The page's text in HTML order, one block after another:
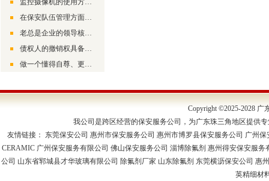
监控摄像机的使用方法及调试方法
在保安队伍管理方面要抓好“三个工程”和“三个坚持”
老总是企业的领导核心，是企业的灵魂、企业的方向和带路人
债权人的撤销权具备的三大特征
做一个懂得自尊、更懂得尊人的生活者
Copyright ©2025-2028
我公司是跨区经营的保安服务公司，为广东珠三角地区提供
友情链接：
东莞保安公司 惠州市保安服务公司 惠州市博罗县保安服务公司 广州保
CERAMIC 广州保安服务有限公司 佛山保安服务公司 淄博除氟剂 惠州得安保安服务
公司 山东省郓城县才华玻璃有限公司 除氟剂厂家 山东除氟剂 东莞横沥保安公司 惠
英精细材